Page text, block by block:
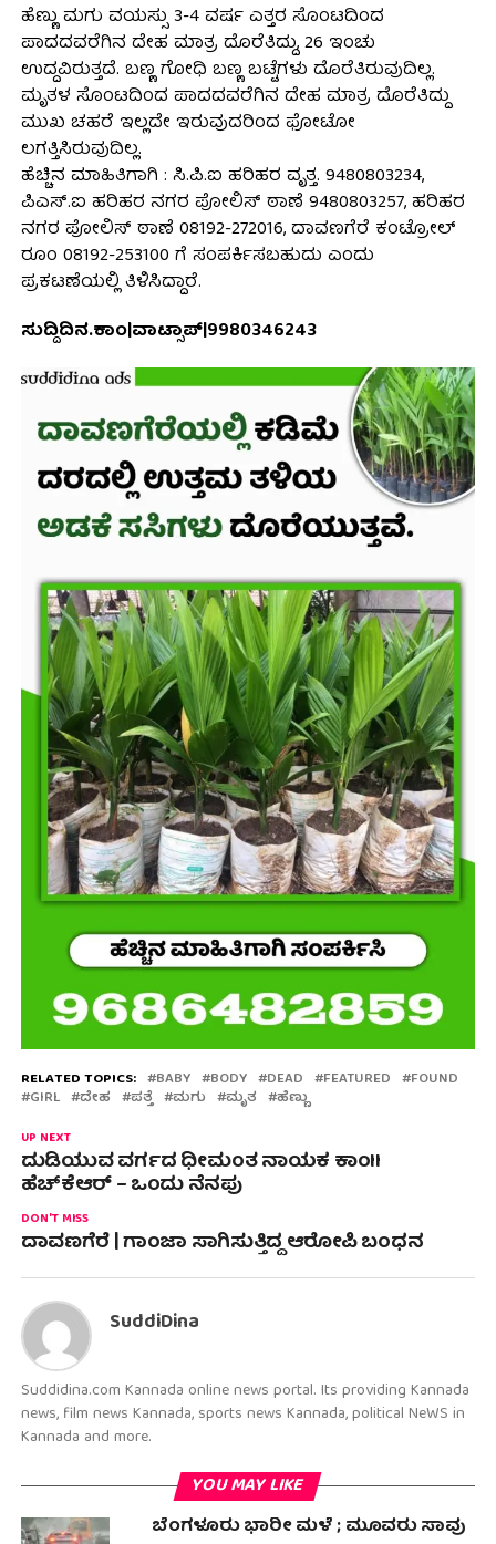
ಹೆಣ್ಣು ಮಗು ವಯಸ್ಸು 3-4 ವರ್ಷ ಎತ್ತರ ಸೊಂಟದಿಂದ
ಪಾದದವರೆಗಿನ ದೇಹ ಮಾತ್ರ ದೊರೆತಿದ್ದು, 26 ಇಂಚು
ಉದ್ದವಿರುತ್ತದೆ. ಬಣ್ಣ ಗೋಧಿ ಬಣ್ಣ ಬಟ್ಟೆಗಳು ದೊರೆತಿರುವುದಿಲ್ಲ.
ಮೃತಳ ಸೊಂಟದಿಂದ ಪಾದದವರೆಗಿನ ದೇಹ ಮಾತ್ರ ದೊರೆತಿದ್ದು
ಮುಖ ಚಹರೆ ಇಲ್ಲದೇ ಇರುವುದರಿಂದ ಫೋಟೋ
ಲಗತ್ತಿಸಿರುವುದಿಲ್ಲ.
ಹೆಚ್ಚಿನ ಮಾಹಿತಿಗಾಗಿ : ಸಿ.ಪಿ.ಐ ಹರಿಹರ ವೃತ್ತ. 9480803234,
ಪಿಎಸ್.ಐ ಹರಿಹರ ನಗರ ಪೋಲಿಸ್ ಠಾಣೆ 9480803257, ಹರಿಹರ
ನಗರ ಪೋಲಿಸ್ ಠಾಣೆ 08192-272016, ದಾವಣಗೆರೆ ಕಂಟ್ರೋಲ್
ರೂಂ 08192-253100 ಗೆ ಸಂಪರ್ಕಿಸಬಹುದು ಎಂದು
ಪ್ರಕಟಣೆಯಲ್ಲಿ ತಿಳಿಸಿದ್ದಾರೆ.
ಸುದ್ದಿದಿನ.ಕಾಂ|ವಾಟ್ಸಾಪ್|9980346243
RELATED TOPICS: BABY BODY DEAD FEATURED FOUND
GIRL ದೇಹ ಪತ್ತೆ ಮಗು ಮೃತ ಹೆಣ್ಣು
UP NEXT
ದುಡಿಯುವ ವರ್ಗದ ಧೀಮಂತ ನಾಯಕ ಕಾಂII
ಹೆಚ್‌ಕೆಆರ್ – ಒಂದು ನೆನಪು
DON'T MISS
ದಾವಣಗೆರೆ | ಗಾಂಜಾ ಸಾಗಿಸುತ್ತಿದ್ದ ಆರೋಪಿ ಬಂಧನ
SuddiDina
Suddidina.com Kannada online news portal. Its providing Kannada
news, film news Kannada, sports news Kannada, political NeWS in
Kannada and more.
YOU MAY LIKE
ಬೆಂಗಳೂರು ಭಾರೀ‌ ಮಳೆ ; ಮೂವರು ಸಾವು